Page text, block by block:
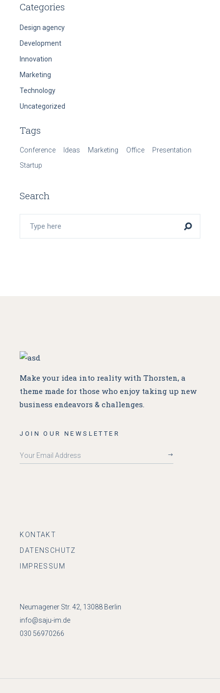
Categories
Design agency
Development
Innovation
Marketing
Technology
Uncategorized
Tags
Conference Ideas Marketing Office
Presentation
Startup
Search
Make your idea into reality with Thorsten, a
theme made for those who enjoy taking up new
business endeavors & challenges.
JOIN OUR NEWSLETTER
KONTAKT
DATENSCHUTZ
IMPRESSUM
Neumagener Str. 42, 13088 Berlin
info@saju-im.de
030 56970266